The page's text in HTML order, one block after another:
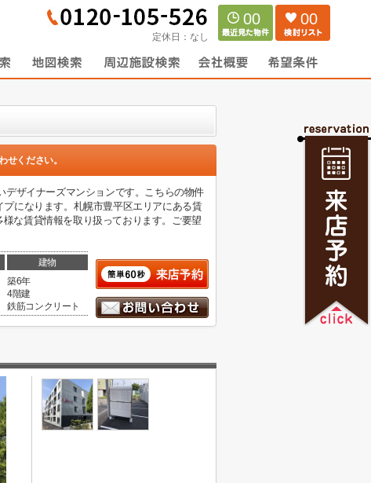
定休日： なし
00 00
せください。
デザイナーズマンションです。こちらの物件
になります。札幌市豊平区エリアにある賃
な賃貸情報を取り扱っております。ご要望
建物
築6年
4階建
鉄筋コンクリート